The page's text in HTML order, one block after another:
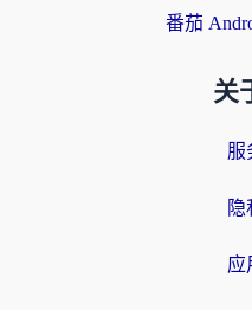
番茄
关
服
隐
应